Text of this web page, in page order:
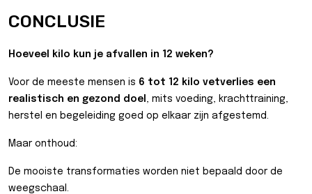
CONCLUSIE
Hoeveel kilo kun je afvallen in 12 weken?
Voor de meeste mensen is 6 tot 12 kilo vetverlies een
realistisch en gezond doel , mits voeding, krachttraining,
herstel en begeleiding goed op elkaar zijn afgestemd.
Maar onthoud:
De mooiste transformaties worden niet bepaald door de
weegschaal.